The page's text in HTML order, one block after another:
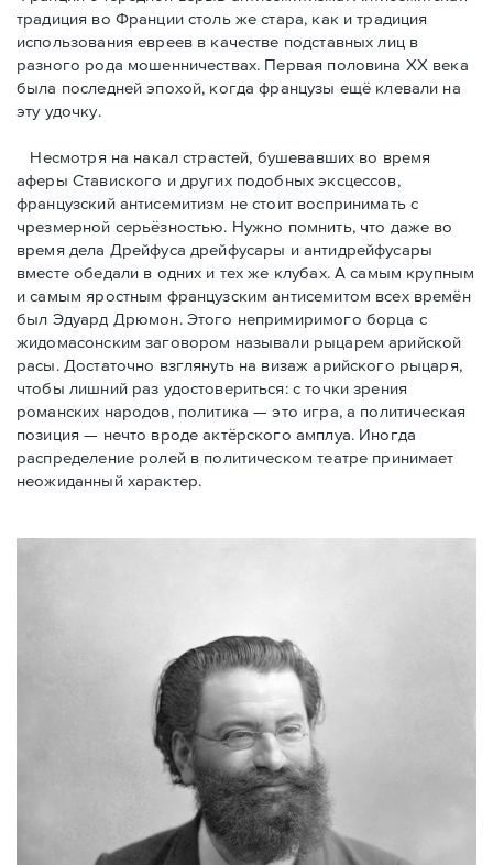
традиция во Франции столь же стара, как и традиция
использования евреев в качестве подставных лиц в
разного рода мошенничествах. Первая половина ХХ века
была последней эпохой, когда французы ещё клевали на
эту удочку.
Несмотря на накал страстей, бушевавших во время
аферы Ставиского и других подобных эксцессов,
французский антисемитизм не стоит воспринимать с
чрезмерной серьёзностью. Нужно помнить, что даже во
время дела Дрейфуса дрейфусары и антидрейфусары
вместе обедали в одних и тех же клубах. А самым крупным
и самым яростным французским антисемитом всех времён
был Эдуард Дрюмон. Этого непримиримого борца с
жидомасонским заговором называли рыцарем арийской
расы. Достаточно взглянуть на визаж арийского рыцаря,
чтобы лишний раз удостовериться: с точки зрения
романских народов, политика — это игра, а политическая
позиция — нечто вроде актёрского амплуа. Иногда
распределение ролей в политическом театре принимает
неожиданный характер.